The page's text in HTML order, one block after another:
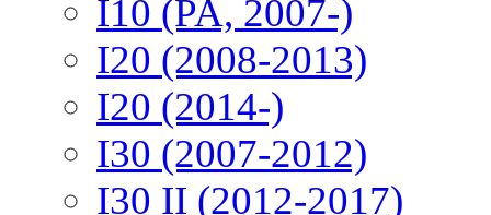
I10 (PA, 2007-)
I20 (2008-2013)
I20 (2014-)
I30 (2007-2012)
I30 II (2012-2017)